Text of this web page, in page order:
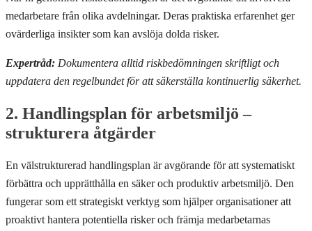
medarbetare från olika avdelningar. Deras praktiska erfarenhet ger
ovärderliga insikter som kan avslöja dolda risker.
Expertråd: Dokumentera alltid riskbedömningen skriftligt och
uppdatera den regelbundet för att säkerställa kontinuerlig säkerhet.
2. Handlingsplan för arbetsmiljö –
strukturera åtgärder
En välstrukturerad handlingsplan är avgörande för att systematiskt
förbättra och upprätthålla en säker och produktiv arbetsmiljö. Den
fungerar som ett strategiskt verktyg som hjälper organisationer att
proaktivt hantera potentiella risker och främja medarbetarnas